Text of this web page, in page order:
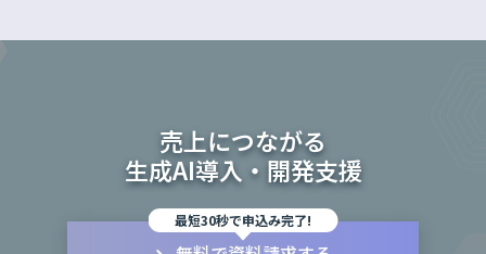
売上につながる
生成AI導入・開発支援
最短30秒で申込み完了!